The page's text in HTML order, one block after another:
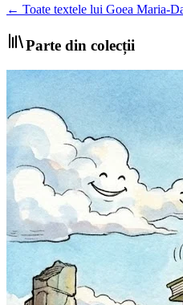
← Toate textele lui Goea Maria-
Parte din colecții